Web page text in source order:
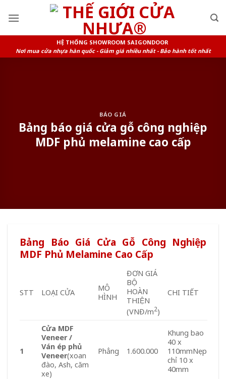
HỆ THỐNG SHOWROOM SAIGONDOOR
Nơi mua cửa nhựa hàn quốc - Giảm giá nhiều nhất - Bảo hành tốt nhất
BÁO GIÁ
Bảng báo giá cửa gỗ công nghiệp
MDF phủ melamine cao cấp
Bảng Báo Giá Cửa Gỗ Công Nghiệp
MDF Phủ Melamine Cao Cấp
STT LOẠI CỬA
MÔ
HÌNH
ĐƠN GIÁ
BỘ
HOÀN
THIỆN
(VNĐ/m2)
CHI TIẾT
1
Cửa MDF
Veneer /
Ván ép phủ
Veneer(xoan
đào, Ash, căm
xe)
Phẳng 1.600.000
Khung bao
40 x
110mmNẹp
chỉ 10 x
40mm